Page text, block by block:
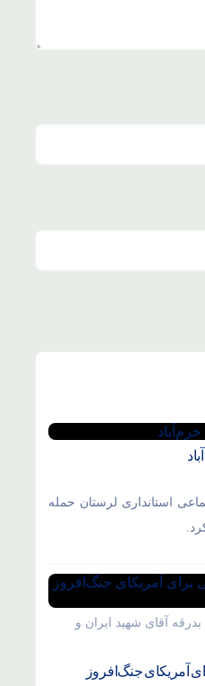
استانداری لرستان حمله
آقای شهید ایران و
آمریکای جنگ‌افروز